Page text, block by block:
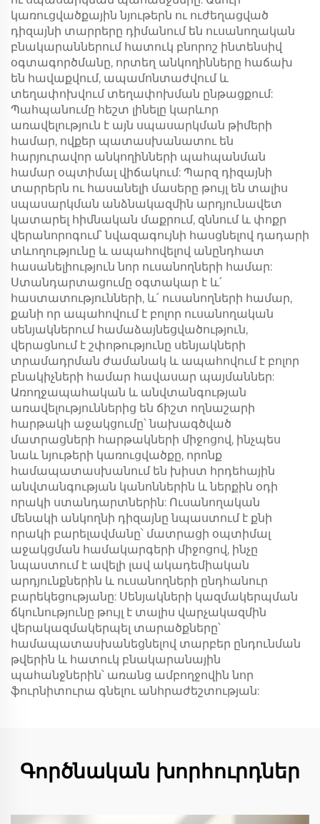
կառուցվածքային նյութերն ու ուժեղացված
դիզայնի տարրերը դիմանում են ուսանողական
բնակարաններում հատուկ բնորոշ ինտենսիվ
օգտագործմանը, որտեղ անկողինները հաճախ
են հավաքվում, ապամոնտաժվում և
տեղափոխվում տեղափոխման ընթացքում:
Պահպանումը հեշտ լինելը կարևոր
առավելություն է այն սպասարկման թիմերի
համար, ովքեր պատասխանատու են
հարյուրավոր անկողինների պահպանման
համար օպտիմալ վիճակում: Պարզ դիզայնի
տարրերն ու հասանելի մասերը թույլ են տալիս
սպասարկման անձնակազմին արդյունավետ
կատարել հիմնական մաքրում, զննում և փոքր
վերանորոգում՝ նվազագույնի հասցնելով դադարի
տևողությունը և ապահովելով անընդհատ
հասանելիություն նոր ուսանողների համար:
Ստանդարտացումը օգտակար է և՛
հաստատությունների, և՛ ուսանողների համար,
քանի որ ապահովում է բոլոր ուսանողական
սենյակներում համաձայնեցվածություն,
վերացնում է շփոթությունը սենյակների
տրամադրման ժամանակ և ապահովում է բոլոր
բնակիչների համար հավասար պայմաններ:
Առողջապահական և անվտանգության
առավելություններից են ճիշտ ողնաշարի
հարթակի աջակցումը՝ նախագծված
մատրացների հարթակների միջոցով, ինչպես
նաև նյութերի կառուցվածքը, որոնք
համապատասխանում են խիստ հրդեհային
անվտանգության կանոններին և ներքին օդի
որակի ստանդարտներին: Ուսանողական
մենակի անկողնի դիզայնը նպաստում է քնի
որակի բարելավմանը՝ մատրացի օպտիմալ
աջակցման համակարգերի միջոցով, ինչը
նպաստում է ավելի լավ ակադեմիական
արդյունքներին և ուսանողների ընդհանուր
բարեկեցությանը: Սենյակների կազմակերպման
ճկունությունը թույլ է տալիս վարչակազմին
վերակազմակերպել տարածքները՝
համապատասխանեցնելով տարբեր ընդունման
թվերին և հատուկ բնակարանային
պահանջներին՝ առանց ամբողջովին նոր
ֆուրնիտուրա գնելու անհրաժեշտության:
Գործնական խորհուրդներ